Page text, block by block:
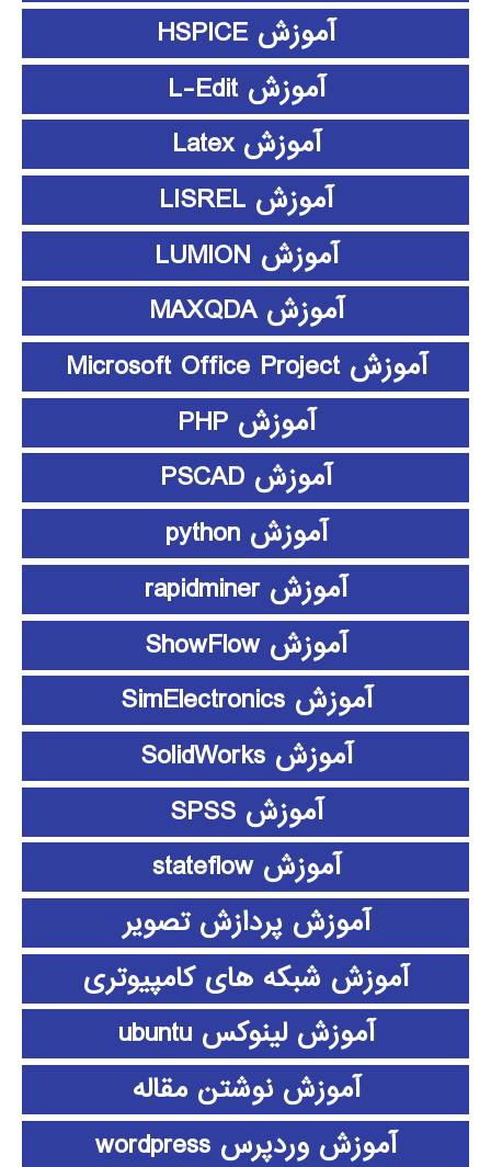
آموزش HSPICE
آموزش L-Edit
آموزش Latex
آموزش LISREL
آموزش LUMION
آموزش MAXQDA
آموزش Microsoft Office Project
آموزش PHP
آموزش PSCAD
آموزش python
آموزش rapidminer
آموزش ShowFlow
آموزش SimElectronics
آموزش SolidWorks
آموزش SPSS
آموزش stateflow
آموزش پردازش تصویر
آموزش شبکه های کامپیوتری
آموزش لینوکس ubuntu
آموزش نوشتن مقاله
آموزش وردپرس wordpress